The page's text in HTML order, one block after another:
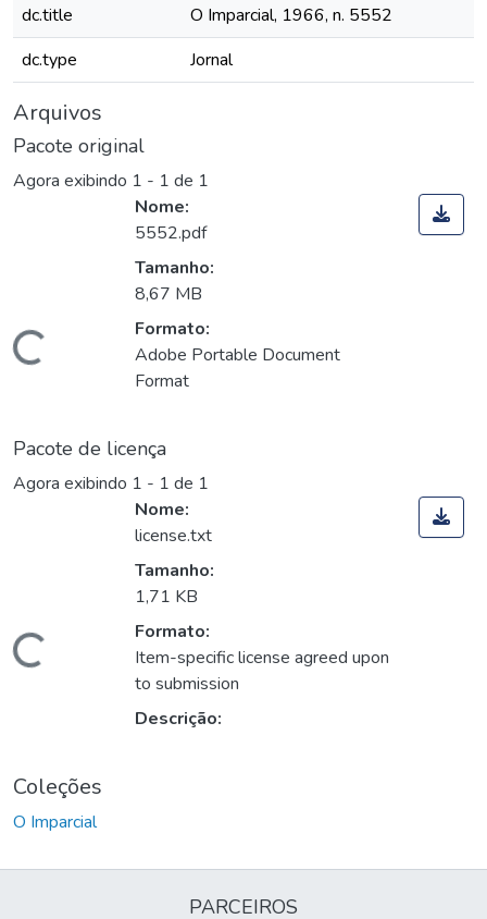
dc.title
O Imparcial, 1966, n. 5552
dc.type
Jornal
Arquivos
Pacote original
Agora exibindo 1 - 1 de 1
Carregando...
Nome:
5552.pdf
Tamanho:
8,67 MB
Formato:
Adobe Portable Document
Format
Pacote de licença
Agora exibindo 1 - 1 de 1
Carregando...
Nome:
license.txt
Tamanho:
1,71 KB
Formato:
Item-specific license agreed upon
to submission
Descrição:
Coleções
O Imparcial
PARCEIROS